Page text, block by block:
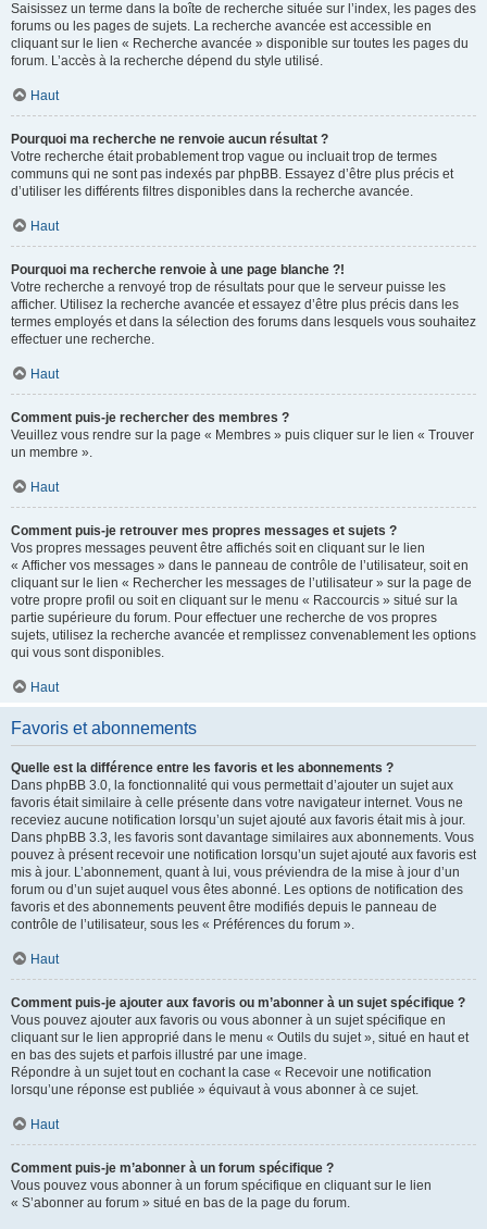
Saisissez un terme dans la boîte de recherche située sur l’index, les pages des
forums ou les pages de sujets. La recherche avancée est accessible en
cliquant sur le lien « Recherche avancée » disponible sur toutes les pages du
forum. L’accès à la recherche dépend du style utilisé.
Haut
Pourquoi ma recherche ne renvoie aucun résultat ?
Votre recherche était probablement trop vague ou incluait trop de termes
communs qui ne sont pas indexés par phpBB. Essayez d’être plus précis et
d’utiliser les différents filtres disponibles dans la recherche avancée.
Haut
Pourquoi ma recherche renvoie à une page blanche ?!
Votre recherche a renvoyé trop de résultats pour que le serveur puisse les
afficher. Utilisez la recherche avancée et essayez d’être plus précis dans les
termes employés et dans la sélection des forums dans lesquels vous souhaitez
effectuer une recherche.
Haut
Comment puis-je rechercher des membres ?
Veuillez vous rendre sur la page « Membres » puis cliquer sur le lien « Trouver
un membre ».
Haut
Comment puis-je retrouver mes propres messages et sujets ?
Vos propres messages peuvent être affichés soit en cliquant sur le lien
« Afficher vos messages » dans le panneau de contrôle de l’utilisateur, soit en
cliquant sur le lien « Rechercher les messages de l’utilisateur » sur la page de
votre propre profil ou soit en cliquant sur le menu « Raccourcis » situé sur la
partie supérieure du forum. Pour effectuer une recherche de vos propres
sujets, utilisez la recherche avancée et remplissez convenablement les options
qui vous sont disponibles.
Haut
Favoris et abonnements
Quelle est la différence entre les favoris et les abonnements ?
Dans phpBB 3.0, la fonctionnalité qui vous permettait d’ajouter un sujet aux
favoris était similaire à celle présente dans votre navigateur internet. Vous ne
receviez aucune notification lorsqu’un sujet ajouté aux favoris était mis à jour.
Dans phpBB 3.3, les favoris sont davantage similaires aux abonnements. Vous
pouvez à présent recevoir une notification lorsqu’un sujet ajouté aux favoris est
mis à jour. L’abonnement, quant à lui, vous préviendra de la mise à jour d’un
forum ou d’un sujet auquel vous êtes abonné. Les options de notification des
favoris et des abonnements peuvent être modifiés depuis le panneau de
contrôle de l’utilisateur, sous les « Préférences du forum ».
Haut
Comment puis-je ajouter aux favoris ou m’abonner à un sujet spécifique ?
Vous pouvez ajouter aux favoris ou vous abonner à un sujet spécifique en
cliquant sur le lien approprié dans le menu « Outils du sujet », situé en haut et
en bas des sujets et parfois illustré par une image.
Répondre à un sujet tout en cochant la case « Recevoir une notification
lorsqu’une réponse est publiée » équivaut à vous abonner à ce sujet.
Haut
Comment puis-je m’abonner à un forum spécifique ?
Vous pouvez vous abonner à un forum spécifique en cliquant sur le lien
« S’abonner au forum » situé en bas de la page du forum.